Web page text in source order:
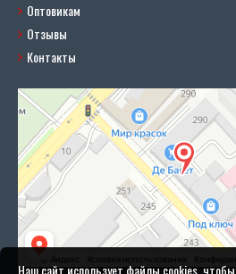
Оптовикам
Отзывы
Контакты
Наш сайт использует файлы cookies,